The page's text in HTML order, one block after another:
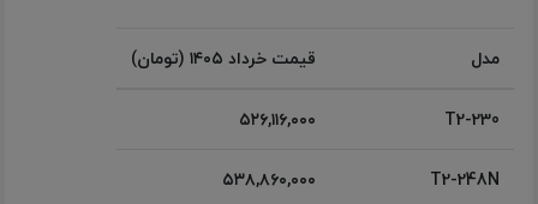
مدل قیمت خرداد ۱۴۰۵ (تومان)
T2-230
۵۲۶,۱۱۶,۰۰۰
T2-248N
۵۳۸,۸۶۰,۰۰۰